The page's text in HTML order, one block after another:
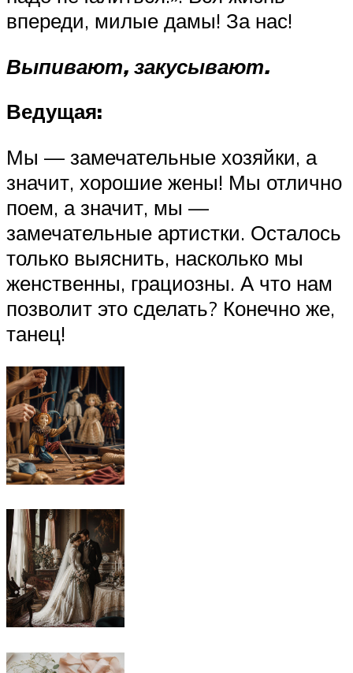
впереди, милые дамы! За нас!
Выпивают, закусывают.
Ведущая:
Мы — замечательные хозяйки, а
значит, хорошие жены! Мы отлично
поем, а значит, мы —
замечательные артистки. Осталось
только выяснить, насколько мы
женственны, грациозны. А что нам
позволит это сделать? Конечно же,
танец!